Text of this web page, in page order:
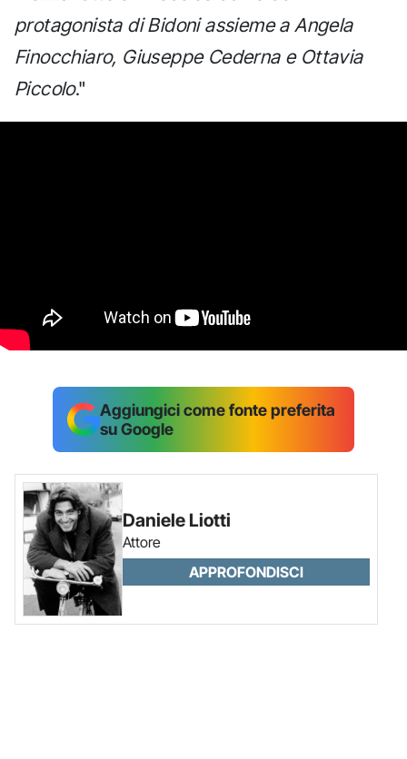
protagonista di Bidoni assieme a Angela
Finocchiaro, Giuseppe Cederna e Ottavia
Piccolo."
Aggiungici come fonte preferita
su Google
Daniele Liotti
Attore
APPROFONDISCI